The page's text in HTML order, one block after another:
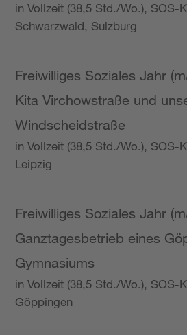
in Vollzeit (38,5 Std./Wo.), SOS-
Schwarzwald, Sulzburg
Freiwilliges Soziales Jahr
Kita Virchowstraße und
Windscheidstraße
in Vollzeit (38,5 Std./Wo.), SOS-
Leipzig
Freiwilliges Soziales Jahr
Ganztagesbetrieb eines
Gymnasiums
in Vollzeit (38,5 Std./Wo.), SOS-
Göppingen